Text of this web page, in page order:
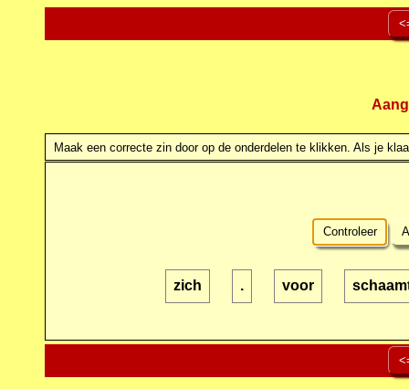
Maak een correcte zin door op de onderdelen te klikken. Als je
Controleer
zich . voor